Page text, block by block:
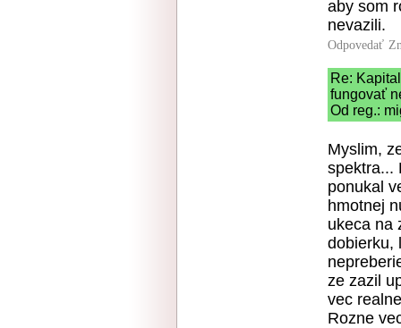
aby som
nevazili.
Odpovedať
Re:
fungovať
Od reg.:
Myslim,
spektra...
ponukal
hmotnej
ukeca na
dobierku,
ze zazil
vec
Rozne